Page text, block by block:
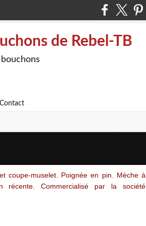
de Rebel-TB
Contact
coupe-muselet. Poignée en pin. Mèche à
récente. Commercialisé par la société